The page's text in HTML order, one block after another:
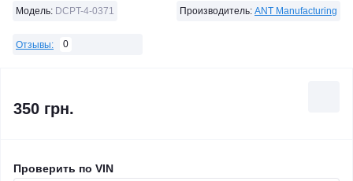
Модель: DCPT-4-0371 Производитель: ANT Manufacturing
Отзывы: 0
350 грн.
Проверить по VIN